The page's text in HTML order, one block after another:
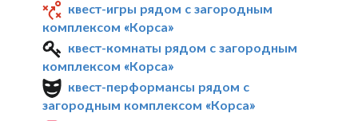
квест-игры рядом с загородным
комплексом «Корса»
квест-комнаты рядом с загородным
комплексом «Корса»
квест-перформансы рядом с
загородным комплексом «Корса»